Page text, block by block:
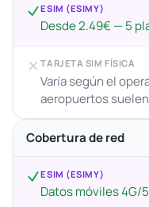
ESIM (ESIMY)
Desde 2.49€ — 5
TARJETA SIM FÍSICA
Varía según el
aeropuertos
Cobertura de red
ESIM (ESIMY)
Datos móviles 4G/